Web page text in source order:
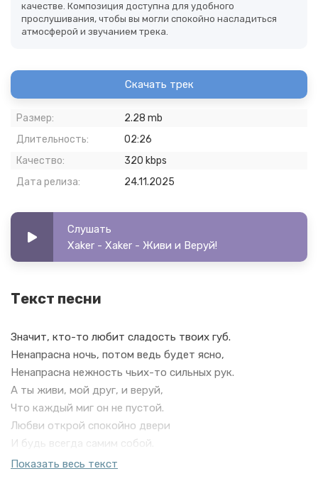
качестве. Композиция доступна для удобного
прослушивания, чтобы вы могли спокойно насладиться
атмосферой и звучанием трека.
Скачать трек
Размер:
2.28 mb
Длительность:
02:26
Качество:
320 kbps
Дата релиза:
24.11.2025
Слушать
Xaker - Xaker - Живи и Веруй!
Текст песни
Значит, кто-то любит сладость твоих губ.
Ненапрасна ночь, потом ведь будет ясно,
Ненапрасна нежность чьих-то сильных рук.
А ты живи, мой друг, и веруй,
Что каждый миг он не пустой.
Любви открой спокойно двери
И будь всегда самим собой.
Не бывает просто, жизнь — она загадка,
Показать весь текст